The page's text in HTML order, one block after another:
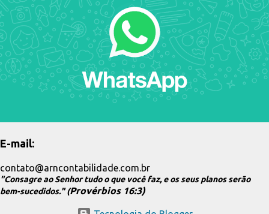
E-mail:
contato@arncontabilidade.com.br
"Consagre ao Senhor tudo o que você faz, e os seus planos serão
bem-sucedidos." (Provérbios 16:3)